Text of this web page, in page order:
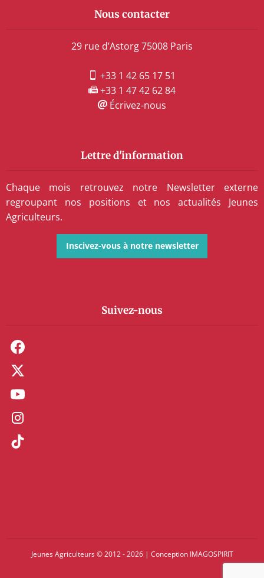
Nous contacter
29 rue d’Astorg 75008 Paris
+33 1 42 65 17 51
+33 1 47 42 62 84
Écrivez-nous
Lettre d'information
Chaque mois retrouvez notre Newsletter externe
regroupant nos positions et nos actualités Jeunes
Agriculteurs.
Inscivez-vous à notre newsletter
Suivez-nous
Jeunes Agriculteurs © 2012 - 2026 | Conception IMAGOSPIRIT